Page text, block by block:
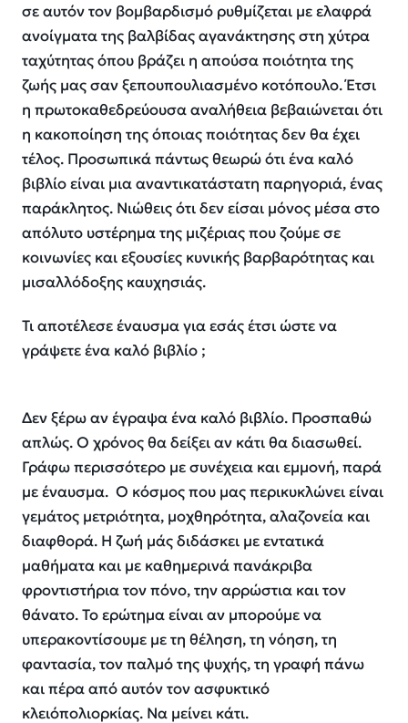
σε αυτόν τον βομβαρδισμό ρυθμίζεται με ελαφρά
ανοίγματα της βαλβίδαςαγανάκτησηςστη χύτρα
ταχύτητας όπου βράζει η απούσαποιότητα της
ζωής μαςσαν ξεπουπουλιασμένο κοτόπουλο.Έτσι
η πρωτοκαθεδρεύουσααναλήθεια βεβαιώνεται ότι
η κακοποίηση της όποιας ποιότηταςδεν θα έχει
τέλος. Προσωπικά πάντως θεωρώ ότιένα καλό
βιβλίο είναι μια αναντικατάστατη παρηγοριά, ένας
παράκλητος. Νιώθειςότι δεν είσαι μόνος μέσα στο
απόλυτο υστέρημα της μιζέριας που ζούμε σε
κοινωνίες και εξουσίες κυνικής βαρβαρότητας και
μισαλλόδοξης καυχησιάς.
Τι αποτέλεσε έναυσμα για εσάς έτσι ώστε να
γράψετε ένα καλό βιβλίο ;
Δεν ξέρω αν έγραψα ένα καλό βιβλίο. Προσπαθώ
απλώς. Ο χρόνος θα δείξει αν κάτι θα διασωθεί.
Γράφω περισσότερο με συνέχεια και εμμονή, παρά
με έναυσμα. Ο κόσμος που μας περικυκλώνει είναι
γεμάτος μετριότητα, μοχθηρότητα, αλαζονεία και
διαφθορά. Η ζωή μάς διδάσκει με εντατικά
μαθήματα και με καθημερινά πανάκριβα
φροντιστήρια τον πόνο, την αρρώστια και τον
θάνατο. Το ερώτημα είναι αν μπορούμε να
υπερακοντίσουμε μετη θέληση, τη νόηση, τη
φαντασία, τον παλμό της ψυχής, τη γραφή πάνω
και πέρα από αυτόν τον ασφυκτικό
κλειόπολιορκίας. Να μείνει κάτι.